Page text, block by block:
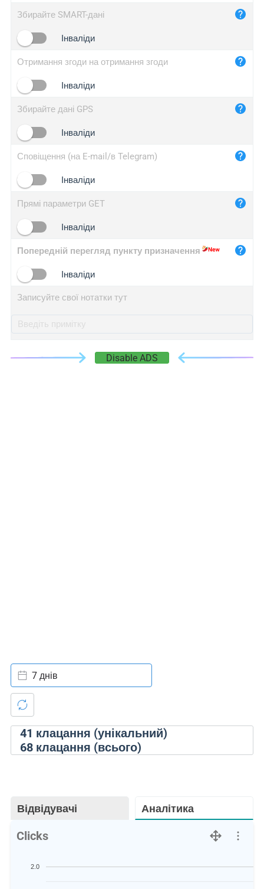
maper.info
2no.co
yip.su
iplogger.info
Збирайте SMART-дані
Інваліди
Отримання згоди на отримання згоди
Інваліди
Збирайте дані GPS
Інваліди
Сповіщення (на E-mail/в Telegram)
Інваліди
Прямі параметри GET
Інваліди
Попередній перегляд пункту призначення
Інваліди
Записуйте свої нотатки тут
Disable ADS
41 клацання (унікальний)
68клацання (всього)
7 днів
Відвідувачі Аналітика
Clicks
2.0